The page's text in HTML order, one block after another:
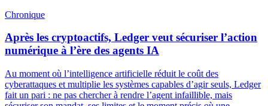
Chronique
Après les cryptoactifs, Ledger veut sécuriser l’action
numérique à l’ère des agents IA
Au moment où l’intelligence artificielle réduit le coût des
cyberattaques et multiplie les systèmes capables d’agir seuls, Ledger
fait un pari : ne pas chercher à rendre l’agent infaillible, mais